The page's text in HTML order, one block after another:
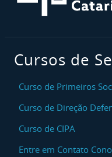
Cursos de
Curso de Primeiros
Curso de Direção
Curso de CIPA
Entre em Contato